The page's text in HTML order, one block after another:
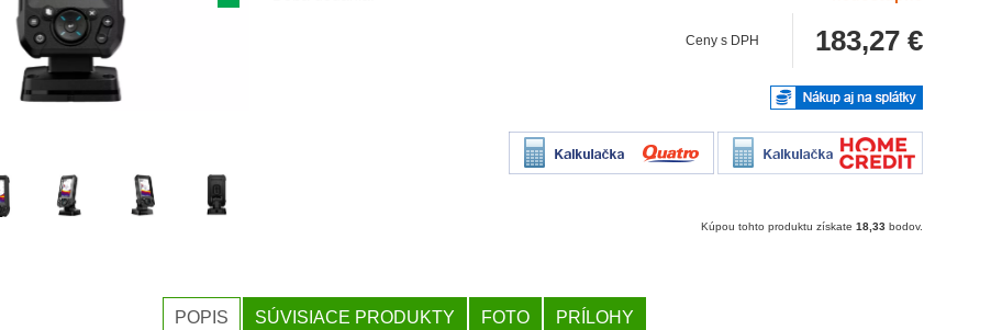
Ceny s DPH 183,27 €
Kúpou tohto produktu získate 18,33 bodov.
POPIS SÚVISIACE PRODUKTY FOTO PRÍLOHY